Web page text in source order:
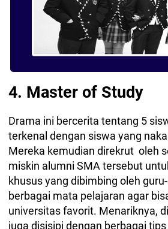
4. Master of Study
Drama ini bercerita tentang 5
terkenal dengan siswa yang
Mereka kemudian direkrut oleh
miskin alumni SMA tersebut
khusus yang dibimbing oleh
berbagai mata pelajaran agar
universitas favorit. Menariknya,
juga disisipi dengan berbagai